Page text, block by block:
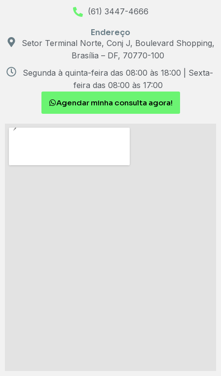
(61) 3447-4666
Endereço
Setor Terminal Norte, Conj J, Boulevard Shopping,
Brasília – DF, 70770-100
Segunda à quinta-feira das 08:00 às 18:00 | Sexta-
feira das 08:00 às 17:00
Agendar minha consulta agora!